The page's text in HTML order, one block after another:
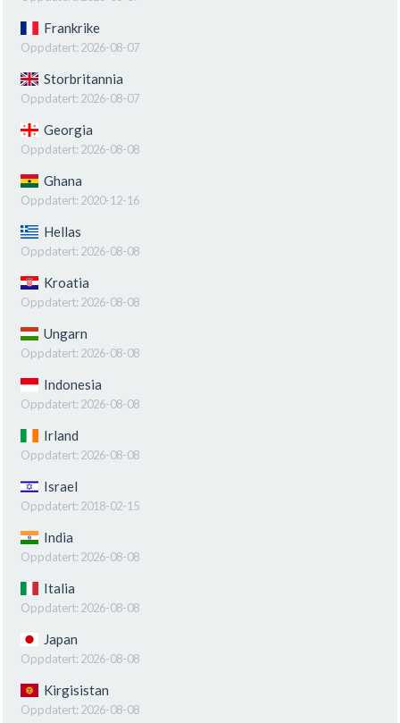
Frankrike
Oppdatert: 2026-08-07
Storbritannia
Oppdatert: 2026-08-07
Georgia
Oppdatert: 2026-08-08
Ghana
Oppdatert: 2020-12-16
Hellas
Oppdatert: 2026-08-08
Kroatia
Oppdatert: 2026-08-08
Ungarn
Oppdatert: 2026-08-08
Indonesia
Oppdatert: 2026-08-08
Irland
Oppdatert: 2026-08-08
Israel
Oppdatert: 2018-02-15
India
Oppdatert: 2026-08-08
Italia
Oppdatert: 2026-08-08
Japan
Oppdatert: 2026-08-08
Kirgisistan
Oppdatert: 2026-08-08